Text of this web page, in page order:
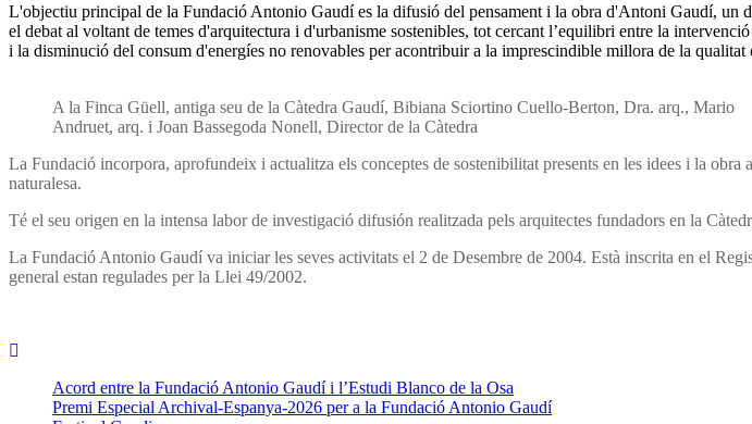
L'objectiu principal de la Fundació Antonio Gaudí es la difusió del pensament i la obra d'Antoni Gaudí,
el debat al voltant de temes d'arquitectura i d'urbanisme sostenibles, tot cercant l’equilibri entre la
i la disminució del consum d'energíes no renovables per acontribuir a la imprescindible millora de la qualitat
A la Finca Güell, antiga seu de la Càtedra Gaudí, Bibiana Sciortino Cuello-Berton, Dra. arq., Mario
Andruet, arq. i Joan Bassegoda Nonell, Director de la Càtedra
La Fundació incorpora, aprofundeix i actualitza els conceptes de sostenibilitat presents en les idees i la
naturalesa.
Té el seu origen en la intensa labor de investigació difusión realitzada pels arquitectes fundadors en la
La Fundació Antonio Gaudí va iniciar les seves activitats el 2 de Desembre de 2004. Està inscrita en el
general estan regulades per la Llei 49/2002.
Acord entre la Fundació Antonio Gaudí i l’Estudi Blanco de la Osa
Premi Especial Archival-Espanya-2026 per a la Fundació Antonio Gaudí